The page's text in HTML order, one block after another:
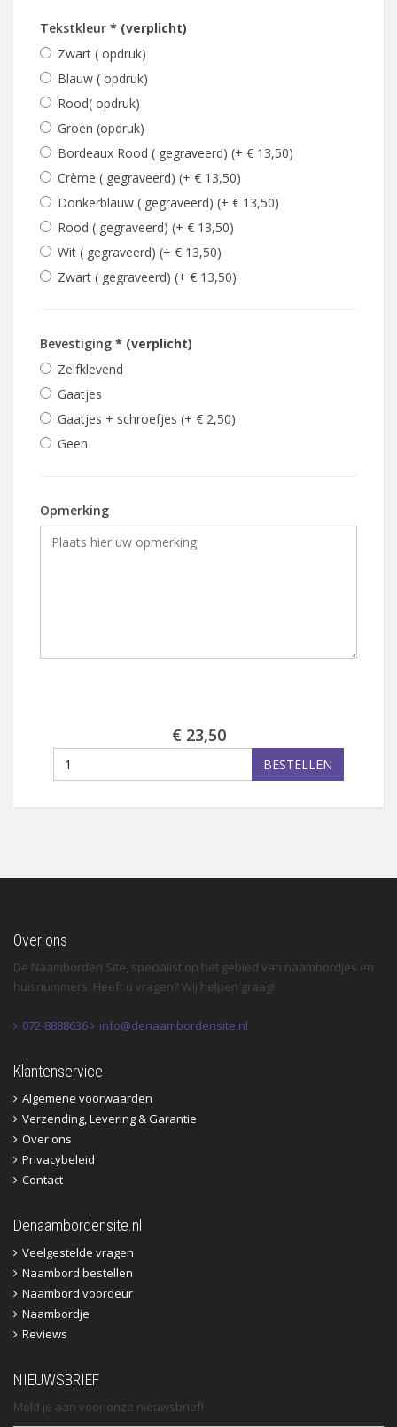
Tekstkleur * (verplicht)
Zwart ( opdruk)
Blauw ( opdruk)
Rood( opdruk)
Groen (opdruk)
Bordeaux Rood ( gegraveerd) (+ € 13,50)
Crème ( gegraveerd) (+ € 13,50)
Donkerblauw ( gegraveerd) (+ € 13,50)
Rood ( gegraveerd) (+ € 13,50)
Wit ( gegraveerd) (+ € 13,50)
Zwart ( gegraveerd) (+ € 13,50)
Bevestiging * (verplicht)
Zelfklevend
Gaatjes
Gaatjes + schroefjes (+ € 2,50)
Geen
Opmerking
€ 23,50
BESTELLEN
Over ons
De Naamborden Site, specialist op het gebied van naambordjes en
huisnummers. Heeft u vragen? Wij helpen graag!
072-8888636 info@denaambordensite.nl
Klantenservice
Algemene voorwaarden
Verzending, Levering & Garantie
Over ons
Privacybeleid
Contact
Denaambordensite.nl
Veelgestelde vragen
Naambord bestellen
Naambord voordeur
Naambordje
Reviews
NIEUWSBRIEF
Meld je aan voor onze nieuwsbrief!